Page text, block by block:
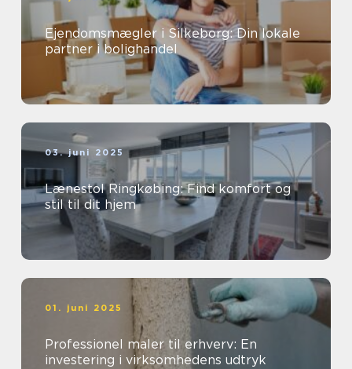
Ejendomsmægler i Silkeborg: Din lokale
partner i bolighandel
03. juni 2025
Lænestol Ringkøbing: Find komfort og
stil til dit hjem
01. juni 2025
Professionel maler til erhverv: En
investering i virksomhedens udtryk